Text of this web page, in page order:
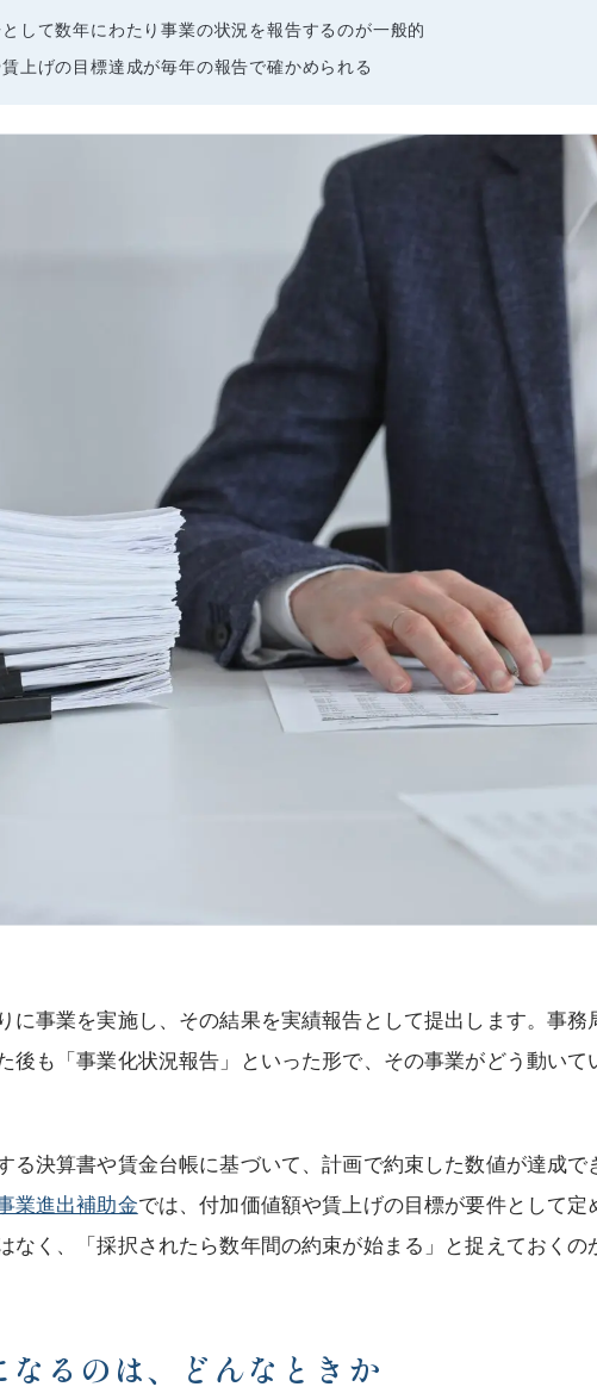
して数年にわたり事業の状況を報告するのが一般的
上げの目標達成が毎年の報告で確かめられる
に事業を実施し、その結果を実績報告として提出します。事
後も「事業化状況報告」といった形で、その事業がどう動い
る決算書や賃金台帳に基づいて、計画で約束した数値が達成
業進出補助金では、付加価値額や賃上げの目標が要件として
なく、「採択されたら数年間の約束が始まる」と捉えておくの
るのは、どんなときか